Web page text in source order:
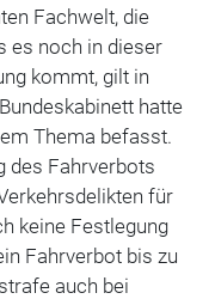
Fachwelt, die
es noch in dieser
kommt, gilt in
hatte
Thema befasst.
des Fahrverbots
für
keine Festlegung
Fahrverbot bis zu
auch bei